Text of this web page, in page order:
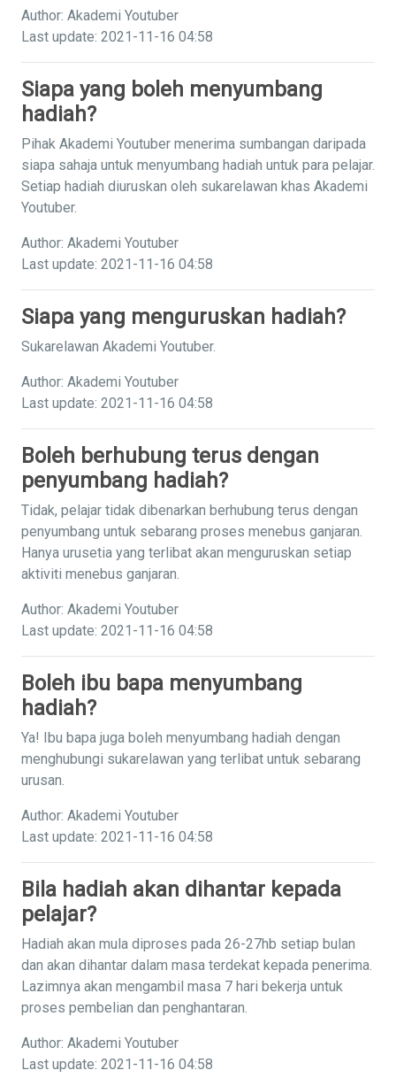
Author: Akademi Youtuber
Last update: 2021-11-16 04:58
Siapa yang boleh menyumbang
hadiah?
Pihak Akademi Youtuber menerima sumbangan daripada
siapa sahaja untuk menyumbang hadiah untuk para pelajar.
Setiap hadiah diuruskan oleh sukarelawan khas Akademi
Youtuber.
Author: Akademi Youtuber
Last update: 2021-11-16 04:58
Siapa yang menguruskan hadiah?
Sukarelawan Akademi Youtuber.
Author: Akademi Youtuber
Last update: 2021-11-16 04:58
Boleh berhubung terus dengan
penyumbang hadiah?
Tidak, pelajar tidak dibenarkan berhubung terus dengan
penyumbang untuk sebarang proses menebus ganjaran.
Hanya urusetia yang terlibat akan menguruskan setiap
aktiviti menebus ganjaran.
Author: Akademi Youtuber
Last update: 2021-11-16 04:58
Boleh ibu bapa menyumbang
hadiah?
Ya! Ibu bapa juga boleh menyumbang hadiah dengan
menghubungi sukarelawan yang terlibat untuk sebarang
urusan.
Author: Akademi Youtuber
Last update: 2021-11-16 04:58
Bila hadiah akan dihantar kepada
pelajar?
Hadiah akan mula diproses pada 26-27hb setiap bulan
dan akan dihantar dalam masa terdekat kepada penerima.
Lazimnya akan mengambil masa 7 hari bekerja untuk
proses pembelian dan penghantaran.
Author: Akademi Youtuber
Last update: 2021-11-16 04:58